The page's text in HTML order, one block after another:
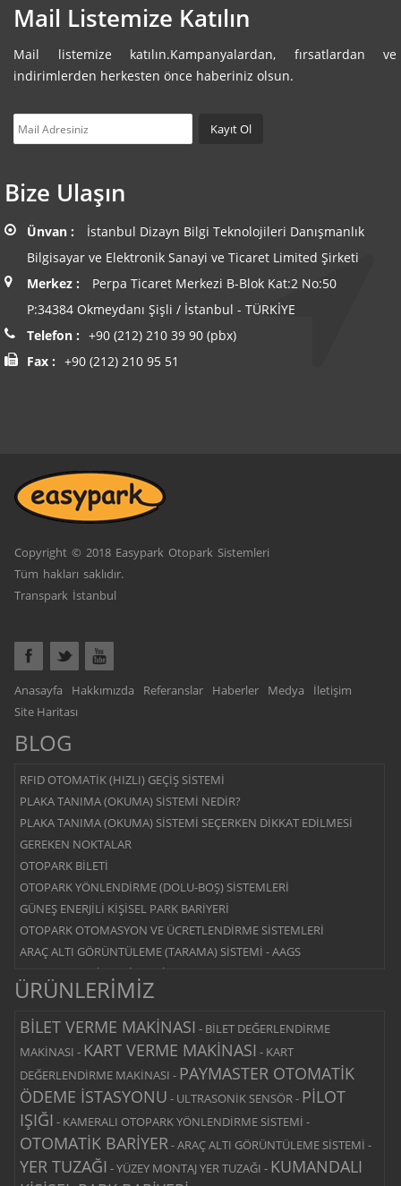
Mail Listemize Katılın
Mail listemize katılın.Kampanyalardan, fırsatlardan ve
indirimlerden herkesten önce haberiniz olsun.
Bize Ulaşın
Ünvan :
İstanbul Dizayn Bilgi Teknolojileri Danışmanlık
Bilgisayar ve Elektronik Sanayi ve Ticaret Limited Şirketi
Merkez :
Perpa Ticaret Merkezi B-Blok Kat:2 No:50
P:34384 Okmeydanı Şişli / İstanbul - TÜRKİYE
Telefon : +90 (212) 210 39 90 (pbx)
Fax : +90 (212) 210 95 51
Copyright © 2018 Easypark Otopark Sistemleri
Tüm hakları saklıdır.
Transpark İstanbul
Anasayfa Hakkımızda Referanslar Haberler Medya
İletişim
Site Haritası
BLOG
RFID OTOMATİK (HIZLI) GEÇİŞ SİSTEMİ
PLAKA TANIMA (OKUMA) SİSTEMİ NEDİR?
PLAKA TANIMA (OKUMA) SİSTEMİ SEÇERKEN DİKKAT EDİLMESİ
GEREKEN NOKTALAR
OTOPARK BİLETİ
OTOPARK YÖNLENDİRME (DOLU-BOŞ) SİSTEMLERİ
GÜNEŞ ENERJİLİ KİŞİSEL PARK BARİYERİ
OTOPARK OTOMASYON VE ÜCRETLENDİRME SİSTEMLERİ
ARAÇ ALTI GÖRÜNTÜLEME (TARAMA) SİSTEMİ - AAGS
OTOPARK BARİYER SİSTEMİ
YOL KESİCİ - BLOK BARİYER SİSTEMİ
MANTAR BARİYER SİSTEMİ
MERKEZİ ÖDEMELİ SİSTEM
ÇIKIŞ ÖDEMELİ SİSTEM
ÜRÜNLERİMİZ
BİLET VERME MAKİNASI - BİLET DEĞERLENDİRME
MAKİNASI - KART VERME MAKİNASI - KART
DEĞERLENDİRME MAKİNASI - PAYMASTER OTOMATİK
ÖDEME İSTASYONU - ULTRASONİK SENSÖR- PİLOT
IŞIĞI - KAMERALI OTOPARK YÖNLENDİRME SİSTEMİ -
OTOMATİK BARİYER -ARAÇ ALTI GÖRÜNTÜLEME SİSTEMİ -
YER TUZAĞI -YÜZEY MONTAJ YER TUZAĞI - KUMANDALI